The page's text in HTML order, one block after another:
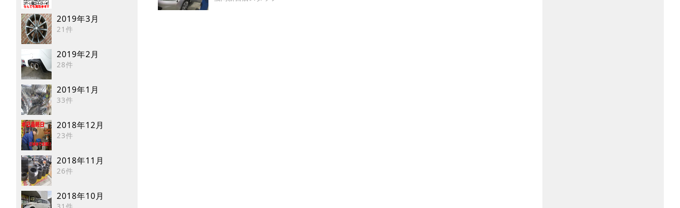
2019年3月
21件
2019年2月
28件
2019年1月
33件
2018年12月
23件
2018年11月
26件
2018年10月